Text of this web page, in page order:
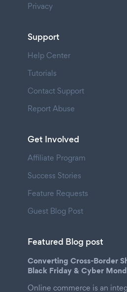
Privacy
Support
Help Center
Tutorials
Contact Support
Report Abuse
Get Involved
Affiliate Program
Success Stories
Feature Requests
Guest Blog Post
Featured Blog post
Converting Cross-Border
Black Friday & Cyber
Online commerce is an